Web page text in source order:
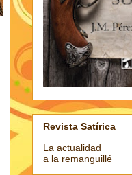
Revista Satírica
La actualidad
a la remanguillé